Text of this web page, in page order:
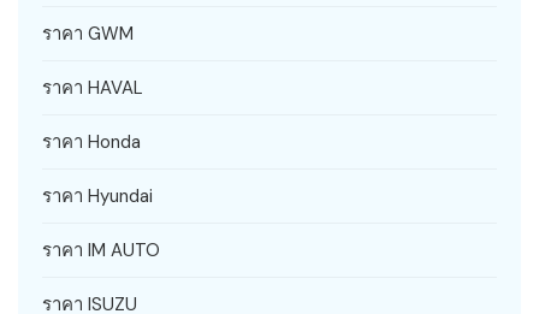
ราคา GWM
ราคา HAVAL
ราคา Honda
ราคา Hyundai
ราคา IM AUTO
ราคา ISUZU